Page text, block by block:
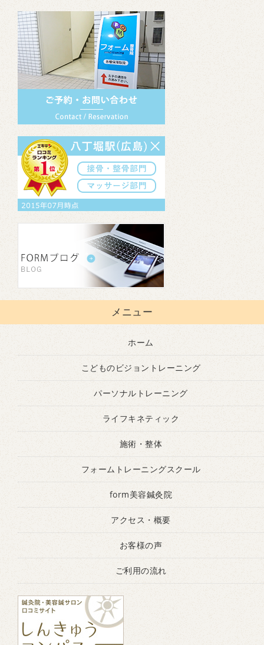
メニュー
ホーム
こどものビジョントレーニング
パーソナルトレーニング
ライフキネティック
施術・整体
フォームトレーニングスクール
form美容鍼灸院
アクセス・概要
お客様の声
ご利用の流れ